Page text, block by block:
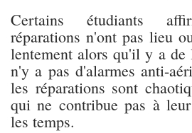
Certains étudiants
réparations n'ont pas lieu
lentement alors qu'il y a
n'y a pas d'alarmes anti-
les réparations sont
qui ne contribue pas à
les temps.